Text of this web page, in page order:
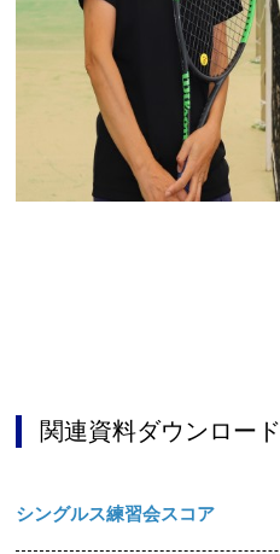
関連資料ダウンロード
シングルス練習会スコア